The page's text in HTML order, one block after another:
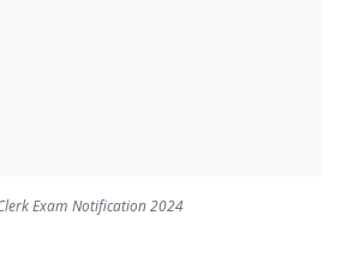
Exam Notification 2024